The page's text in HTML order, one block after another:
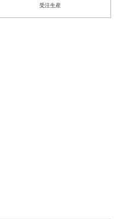
受注生産